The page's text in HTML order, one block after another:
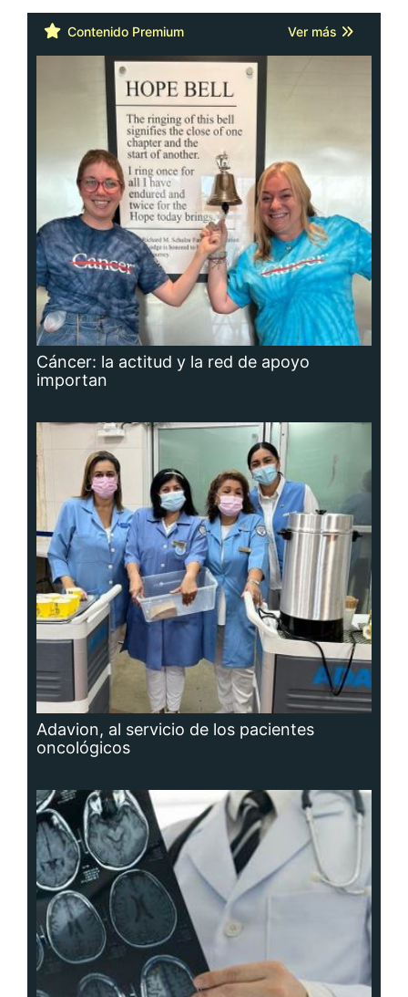
Contenido Premium Ver más
Cáncer: la actitud y la red de apoyo
importan
Adavion, al servicio de los pacientes
oncológicos